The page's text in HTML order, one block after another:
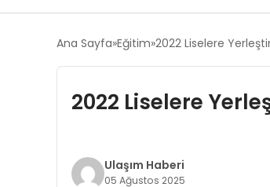
Ana Sayfa Eğitim 2022 Liselere
2022 Liselere
Ulaşım Haberi
05 Ağustos 2025